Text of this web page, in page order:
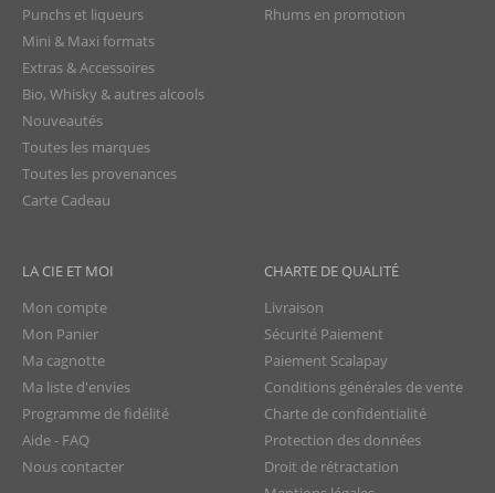
Punchs et liqueurs
Mini & Maxi formats
Extras & Accessoires
Bio, Whisky & autres alcools
Nouveautés
Toutes les marques
Toutes les provenances
Carte Cadeau
Rhums en promotion
LA CIE ET MOI
Mon compte
Mon Panier
Ma cagnotte
Ma liste d'envies
Programme de fidélité
Aide - FAQ
Nous contacter
CHARTE DE QUALITÉ
Livraison
Sécurité Paiement
Paiement Scalapay
Conditions générales de vente
Charte de confidentialité
Protection des données
Droit de rétractation